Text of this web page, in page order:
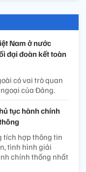
Nam ở nước
đại đoàn kết toàn
có vai trò quan
của Đảng.
tục hành chính
tích hợp thông tin
tình hình giải
chính thống nhất